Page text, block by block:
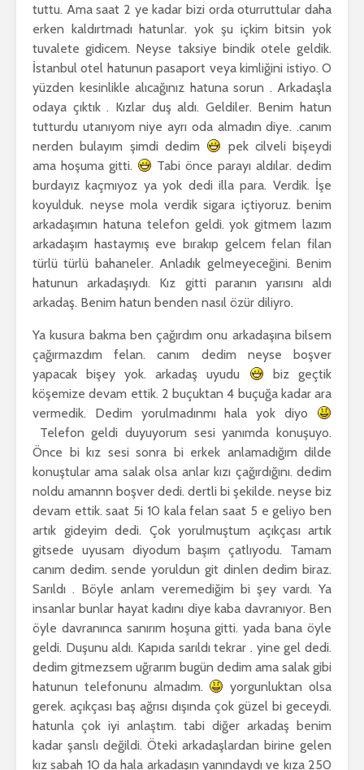
tuttu. Ama saat 2 ye kadar bizi orda oturruttular daha
erken kaldırtmadı hatunlar. yok şu içkim bitsin yok
tuvalete gidicem. Neyse taksiye bindik otele geldik.
İstanbul otel hatunun pasaport veya kimliğini istiyo. O
yüzden kesinlikle alıcağınız hatuna sorun . Arkadaşla
odaya çıktık . Kızlar duş aldı. Geldiler. Benim hatun
tutturdu utanıyom niye ayrı oda almadın diye. .canım
nerden bulayım şimdi dedim
pek cilveli bişeydi
ama hoşuma gitti.
Tabi önce parayı aldılar. dedim
burdayız kaçmıyoz ya yok dedi illa para. Verdik. İşe
koyulduk. neyse mola verdik sigara içtiyoruz. benim
arkadaşımın hatuna telefon geldi. yok gitmem lazım
arkadaşım hastaymış eve bırakıp gelcem felan filan
türlü türlü bahaneler. Anladık gelmeyeceğini. Benim
hatunun arkadaşıydı. Kız gitti paranın yarısını aldı
arkadaş. Benim hatun benden nasıl özür diliyro.
Ya kusura bakma ben çağırdım onu arkadaşına bilsem
çağırmazdım felan. canım dedim neyse boşver
yapacak bişey yok. arkadaş uyudu
biz geçtik
köşemize devam ettik. 2 buçuktan 4 buçuğa kadar ara
vermedik. Dedim yorulmadınmı hala yok diyo
Telefon geldi duyuyorum sesi yanımda konuşuyo.
Önce bi kız sesi sonra bi erkek anlamadığım dilde
konuştular ama salak olsa anlar kızı çağırdığını. dedim
noldu amannn boşver dedi. dertli bi şekilde. neyse biz
devam ettik. saat 5i 10 kala felan saat 5 e geliyo ben
artık gideyim dedi. Çok yorulmuştum açıkçası artık
gitsede uyusam diyodum başım çatlıyodu. Tamam
canım dedim. sende yoruldun git dinlen dedim biraz.
Sarıldı . Böyle anlam veremediğim bi şey vardı. Ya
insanlar bunlar hayat kadını diye kaba davranıyor. Ben
öyle davranınca sanırım hoşuna gitti. yada bana öyle
geldi. Duşunu aldı. Kapıda sarıldı tekrar . yine gel dedi.
dedim gitmezsem uğrarım bugün dedim ama salak gibi
hatunun telefonunu almadım.
yorgunluktan olsa
gerek. açıkçası baş ağrısı dışında çok güzel bi geceydi.
hatunla çok iyi anlaştım. tabi diğer arkadaş benim
kadar şanslı değildi. Öteki arkadaşlardan birine gelen
kız sabah 10 da hala arkadaşın yanındaydı ve kıza 250